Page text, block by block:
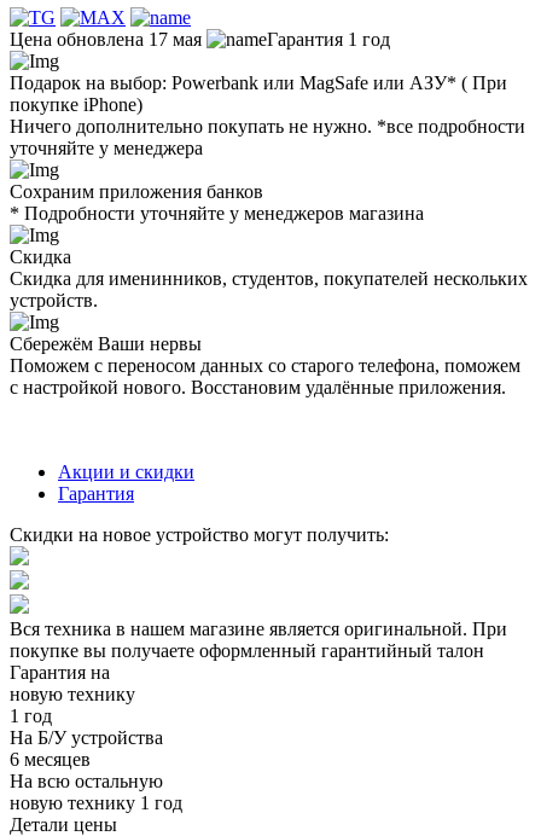
Цена обновлена 17 мая Гарантия 1 год
Подарок на выбор: Powerbank или MagSafe или AЗУ* ( При
покупке iPhone)
Ничего дополнительно покупать не нужно. *все подробности
уточняйте у менеджера
Сохраним приложения банков
* Подробности уточняйте у менеджеров магазина
Скидка
Скидка для именинников, студентов, покупателей нескольких
устройств.
Сбережём Ваши нервы
Поможем с переносом данных со старого телефона, поможем
с настройкой нового. Восстановим удалённые приложения.
Акции и скидки
Гарантия
Скидки на новое устройство могут получить:
Вся техника в нашем магазине является оригинальной. При
покупке вы получаете оформленный гарантийный талон
Гарантия на
новую технику
1 год
На Б/У устройства
6 месяцев
На всю остальную
новую технику 1 год
Детали цены